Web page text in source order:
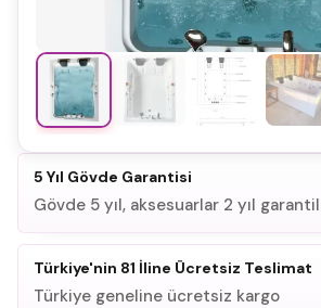
5 Yıl Gövde Garantisi
Gövde 5 yıl, aksesuarlar 2 yıl
Türkiye'nin 81 İline Ücretsiz Teslimat
Türkiye geneline ücretsiz kargo